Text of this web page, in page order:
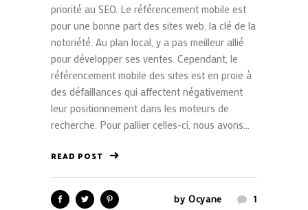
priorité au SEO. Le référencement mobile est
pour une bonne part des sites web, la clé de la
notoriété. Au plan local, y a pas meilleur allié
pour développer ses ventes. Cependant, le
référencement mobile des sites est en proie à
des défaillances qui affectent négativement
leur positionnement dans les moteurs de
recherche. Pour pallier celles-ci, nous avons...
READ POST
by Ocyane
1